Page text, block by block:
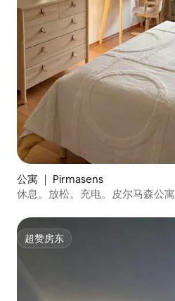
公寓 ｜ Pirmasens
休息。放松。充电。皮尔马森公寓
超赞房东
超赞房东